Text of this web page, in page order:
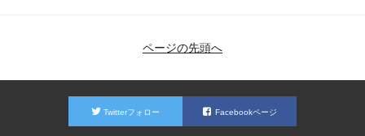
ページの先頭へ
Twitterフォロー Facebookページ